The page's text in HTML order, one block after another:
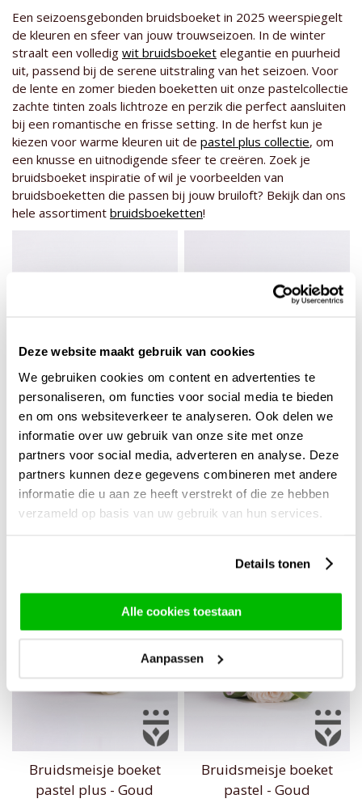
Deze website maakt gebruik van cookies
We gebruiken cookies om content en advertenties te
personaliseren, om functies voor social media te bieden
en om ons websiteverkeer te analyseren. Ook delen we
informatie over uw gebruik van onze site met onze
partners voor social media, adverteren en analyse. Deze
partners kunnen deze gegevens combineren met andere
informatie die u aan ze heeft verstrekt of die ze hebben
verzameld op basis van uw gebruik van hun services.
Details tonen
Alle cookies toestaan
Aanpassen
Een seizoensgebonden bruidsboeket in 2025 weerspiegelt
de kleuren en sfeer van jouw trouwseizoen. In de winter
straalt een volledig wit bruidsboeket elegantie en puurheid
uit, passend bij de serene uitstraling van het seizoen. Voor
de lente en zomer bieden boeketten uit onze pastelcollectie
zachte tinten zoals lichtroze en perzik die perfect aansluiten
bij een romantische en frisse setting. In de herfst kun je
kiezen voor warme kleuren uit de pastel plus collectie, om
een knusse en uitnodigende sfeer te creëren. Zoek je
bruidsboeket inspiratie of wil je voorbeelden van
bruidsboeketten die passen bij jouw bruiloft? Bekijk dan ons
hele assortiment bruidsboeketten!
Bruidsmeisje boeket
pastel plus - Platinum
89,-
Bruidsmeisje boeket
pastel - Platinum
89,-
Bruidsmeisje boeket
pastel plus - Goud
Bruidsmeisje boeket
pastel - Goud